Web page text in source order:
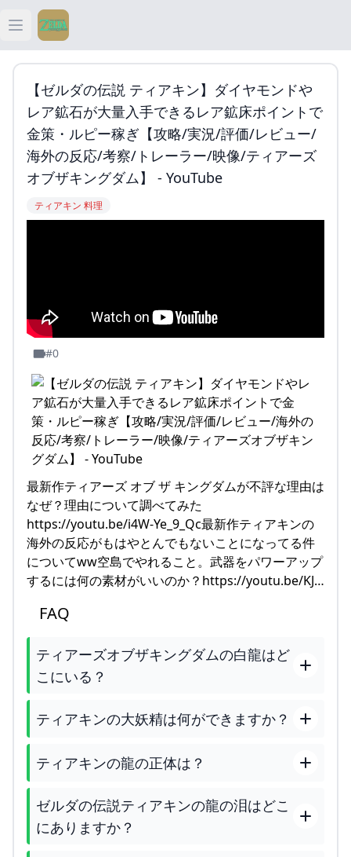
Open main menu
ティアキン
ティアキン 祠
ティアキン 武器
ティアキン 攻略
【ゼルダの伝説 ティアキン】ダイヤモンドや
レア鉱石が大量入手できるレア鉱床ポイントで
金策・ルピー稼ぎ【攻略/実況/評価/レビュー/
海外の反応/考察/トレーラー/映像/ティアーズ
オブザキングダム】 - YouTube
ティアキン 料理
#0
最新作ティアーズ オブ ザ キングダムが不評な理由は
なぜ？理由について調べてみた
https://youtu.be/i4W-Ye_9_Qc最新作ティアキンの
海外の反応がもはやとんでもないことになってる件
についてww空島でやれること。武器をパワーアップ
するには何の素材がいいのか？https://youtu.be/KJ…
FAQ
ティアーズオブザキングダムの白龍はど
こにいる？
ティアキンの大妖精は何ができますか？
ティアキンの龍の正体は？
ゼルダの伝説ティアキンの龍の泪はどこ
にありますか？